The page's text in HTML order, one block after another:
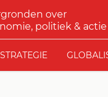
over
politiek & actie
STRATEGIE